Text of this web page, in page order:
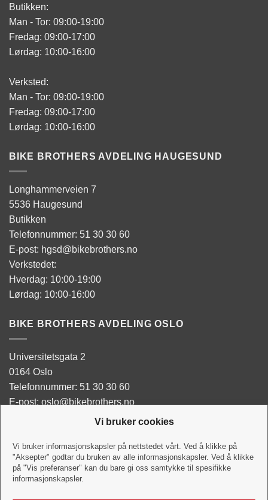
Vi bruker cookies
Vi bruker informasjonskapsler på nettstedet vårt. Ved å klikke på
"Aksepter" godtar du bruken av alle informasjonskapsler. Ved å klikke
på "Vis preferanser" kan du bare gi oss samtykke til spesifikke
informasjonskapsler.
Butikken:
Man - Tor: 09:00-19:00
Fredag: 09:00-17:00
Lørdag: 10:00-16:00
Verksted:
Man - Tor: 09:00-19:00
Fredag: 09:00-17:00
Lørdag: 10:00-16:00
BIKE BROTHERS AVDELING HAUGESUND
Longhammerveien 7
5536 Haugesund
Butikken
Telefonnummer: 51 30 30 60
E-post: hgsd@bikebrothers.no
Verkstedet:
Hverdag: 10:00-19:00
Lørdag: 10:00-16:00
BIKE BROTHERS AVDELING OSLO
Universitetsgata 2
0164 Oslo
Telefonnummer: 51 30 30 60
E-post: oslo@bikebrothers.no
Man - Tor: 10:00-18:00
Fredag: 10:00-18:00
Lørdag:10:00-16:00